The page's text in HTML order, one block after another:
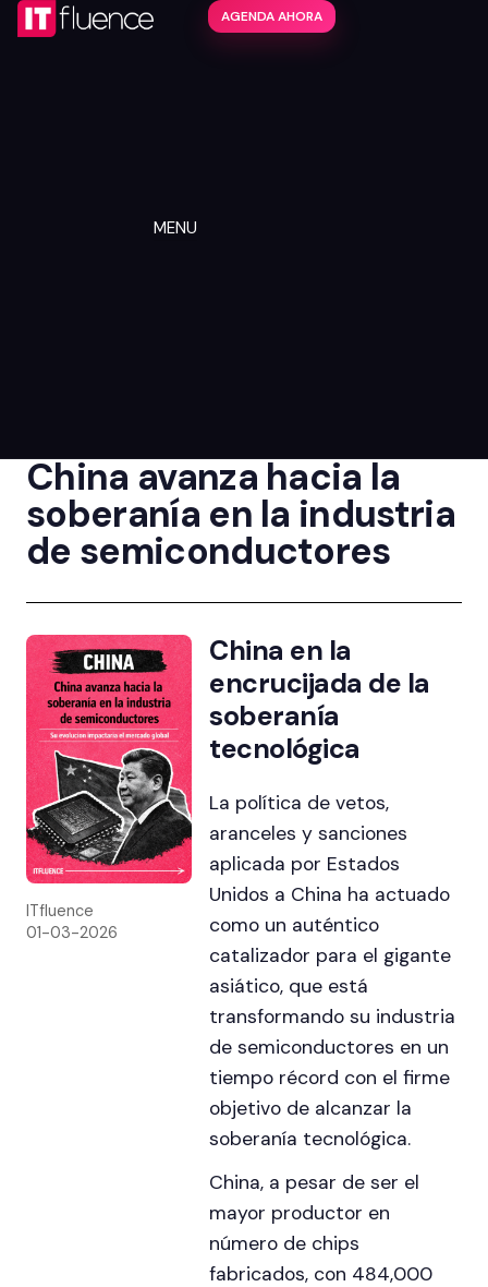
MENU
AGENDA AHORA
China avanza hacia la
soberanía en la industria
de semiconductores
ITfluence
01-03-2026
China en la
encrucijada de la
soberanía
tecnológica
La política de vetos,
aranceles y sanciones
aplicada por Estados
Unidos a China ha actuado
como un auténtico
catalizador para el gigante
asiático, que está
transformando su industria
de semiconductores en un
tiempo récord con el firme
objetivo de alcanzar la
soberanía tecnológica.
China, a pesar de ser el
mayor productor en
número de chips
fabricados, con 484,000